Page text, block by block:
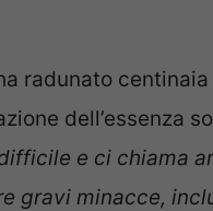
radunato
dell’essenza
e ci chiama
gravi minacce,